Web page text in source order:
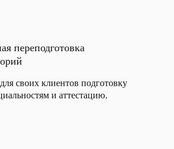
переподготовка
своих клиентов подготовку
и аттестацию.